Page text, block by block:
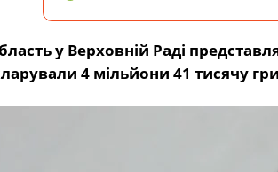
у Верховній Раді
4 мільйони 41 тисячу